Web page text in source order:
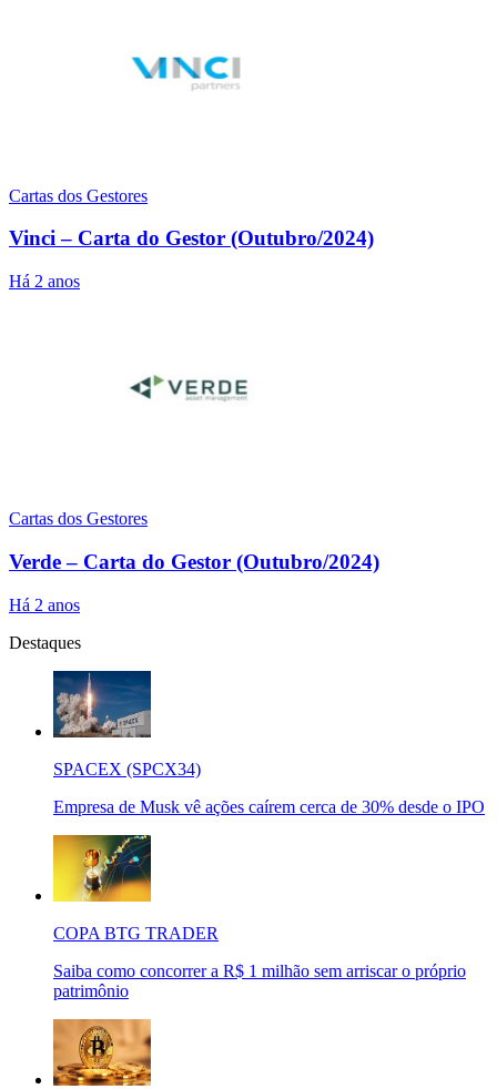
Cartas dos Gestores
Vinci – Carta do Gestor (Outubro/2024)
Há 2 anos
Cartas dos Gestores
Verde – Carta do Gestor (Outubro/2024)
Há 2 anos
Destaques
SPACEX (SPCX34)
Empresa de Musk vê ações caírem cerca de 30% desde o IPO
COPA BTG TRADER
Saiba como concorrer a R$ 1 milhão sem arriscar o próprio
patrimônio